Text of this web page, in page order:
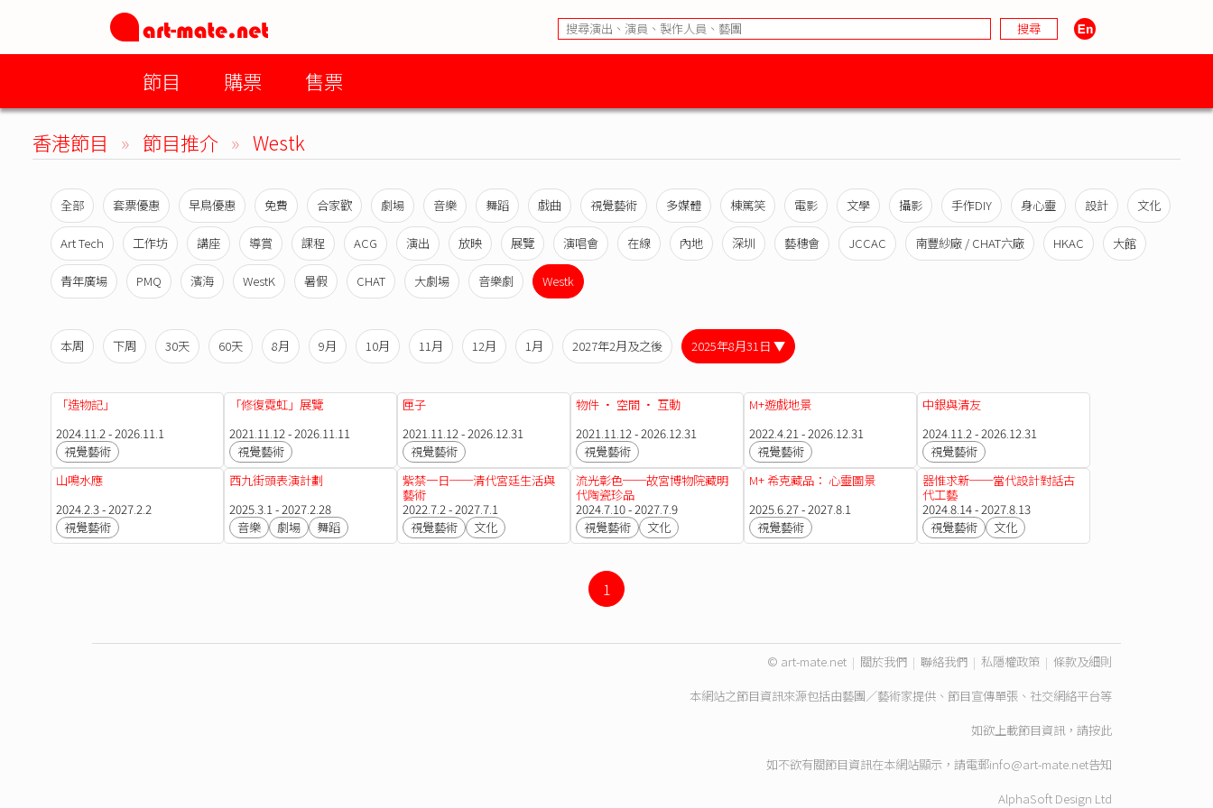
節目 購票 售票
香港節目 » 節目推介 » Westk
全部 套票優惠 早鳥優惠 免費 合家歡 劇場 音樂 舞蹈 戲曲 視覺藝術 多媒體 棟篤笑 電影 文學 攝影 手作DIY 身心靈 設計 文化
Art Tech 工作坊 講座 導賞 課程 ACG 演出 放映 展覽 演唱會 在線 內地 深圳 藝穗會 JCCAC 南豐紗廠 / CHAT六廠 HKAC 大館
青年廣場 PMQ 濱海 WestK 暑假 CHAT 大劇場 音樂劇 Westk
本周 下周 30天 60天 8月 9月 10月 11月 12月 1月 2027年2月及之後 2025年8月31日 ▼
「造物記」
2024.11.2 - 2026.11.1
視覺藝術
「修復霓虹」展覽
2021.11.12 - 2026.11.11
視覺藝術
匣子
2021.11.12 - 2026.12.31
視覺藝術
物件 · 空間 · 互動
2021.11.12 - 2026.12.31
視覺藝術
M+遊戲地景
2022.4.21 - 2026.12.31
視覺藝術
中銀與清友
2024.11.2 - 2026.12.31
視覺藝術
山鳴水應
2024.2.3 - 2027.2.2
視覺藝術
西九街頭表演計劃
2025.3.1 - 2027.2.28
音樂
劇場 舞蹈
紫禁一日──清代宮廷生活與
藝術
2022.7.2 - 2027.7.1
視覺藝術
文化
流光彰色──故宮博物院藏明
代陶瓷珍品
2024.7.10 - 2027.7.9
視覺藝術
文化
M+ 希克藏品： 心靈圖景
2025.6.27 - 2027.8.1
視覺藝術
器惟求新──當代設計對話古
代工藝
2024.8.14 - 2027.8.13
視覺藝術
文化
1
© art-mate.net | 關於我們 | 聯絡我們 | 私隱權政策 | 條款及細則
本網站之節目資訊來源包括由藝團／藝術家提供、節目宣傳單張、社交網絡平台等
如欲上載節目資訊，請按此
如不欲有關節目資訊在本網站顯示，請電郵info@art-mate.net告知
AlphaSoft Design Ltd